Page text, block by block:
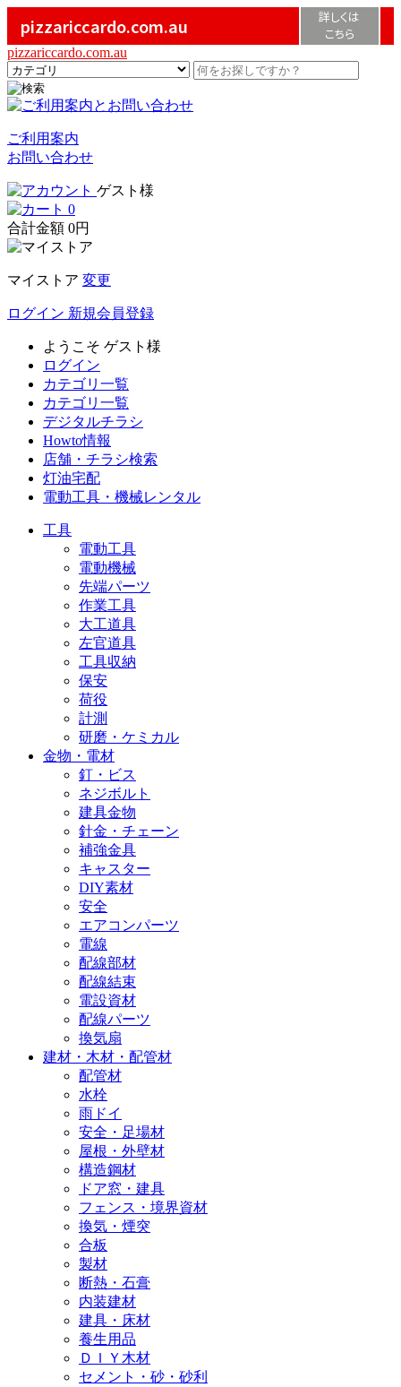
pizzariccardo.com.au
詳しくは
こちら
pizzariccardo.com.au
ご利用案内
お問い合わせ
ゲスト様
0
合計金額 0円
マイストア 変更
ログイン 新規会員登録
ようこそ ゲスト様
ログイン
カテゴリ一覧
カテゴリ一覧
デジタルチラシ
Howto情報
店舗・チラシ検索
灯油宅配
電動工具・機械レンタル
工具
電動工具
電動機械
先端パーツ
作業工具
大工道具
左官道具
工具収納
保安
荷役
計測
研磨・ケミカル
金物・電材
釘・ビス
ネジボルト
建具金物
針金・チェーン
補強金具
キャスター
DIY素材
安全
エアコンパーツ
電線
配線部材
配線結束
電設資材
配線パーツ
換気扇
建材・木材・配管材
配管材
水栓
雨ドイ
安全・足場材
屋根・外壁材
構造鋼材
ドア窓・建具
フェンス・境界資材
換気・煙突
合板
製材
断熱・石膏
内装建材
建具・床材
養生用品
ＤＩＹ木材
セメント・砂・砂利